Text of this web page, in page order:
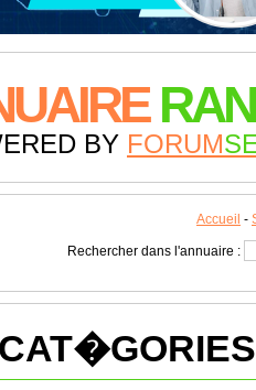
BY FORUM
Accueil -
Rechercher dans l'annuaire :